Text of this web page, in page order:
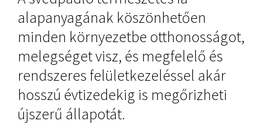
alapanyagának köszönhetően
minden környezetbe otthonosságot,
melegséget visz, és megfelelő és
rendszeres felületkezeléssel akár
hosszú évtizedekig is megőrizheti
újszerű állapotát.